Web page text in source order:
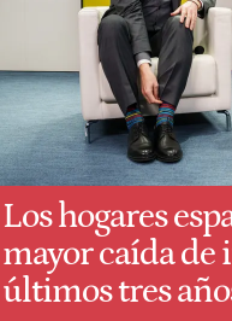
Los hogares
mayor caída de
últimos tres